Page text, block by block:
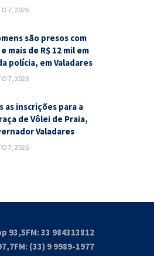
7, 2026
são presos com
mais de R$ 12 mil em
polícia, em Valadares
7, 2026
as inscrições para a
de Vôlei de Praia,
Valadares
7, 2026
93,5FM: 33 984313812
(33) 9 9989-1977